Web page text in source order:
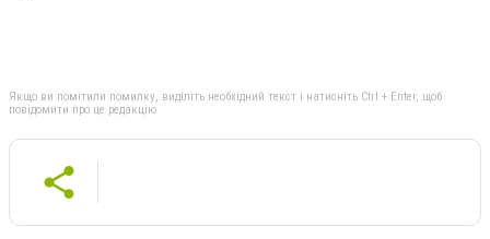
Якщо ви помітили помилку, виділіть необхідний текст і натисніть Ctrl + Enter, щоб
повідомити про це редакцію